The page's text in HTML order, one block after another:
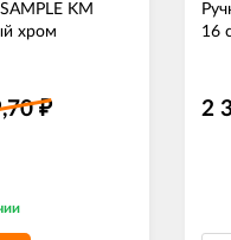
KM
хром
₽
16
2